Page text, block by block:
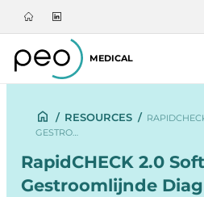
MEDICAL
/ RESOURCES /
GESTRO…
RapidCHECK 2.0
Gestroomlijnde